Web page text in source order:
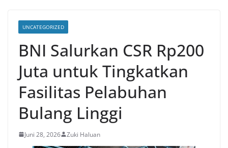
UNCATEGORIZED
BNI Salurkan CSR Rp200
Juta untuk Tingkatkan
Fasilitas Pelabuhan
Bulang Linggi
Juni 28, 2026 Zuki Haluan